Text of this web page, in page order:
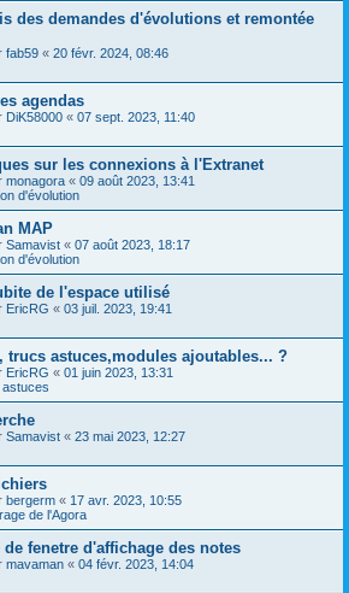
des demandes d'évolutions et remontée
fab59 « 20 févr. 2024, 08:46
agendas
DiK58000 « 07 sept. 2023, 11:40
sur les connexions à l'Extranet
monagora « 09 août 2023, 13:41
d'évolution
MAP
Samavist « 07 août 2023, 18:17
d'évolution
de l'espace utilisé
EricRG « 03 juil. 2023, 19:41
trucs astuces,modules ajoutables... ?
EricRG « 01 juin 2023, 13:31
Samavist « 23 mai 2023, 12:27
bergerm « 17 avr. 2023, 10:55
de l'Agora
fenetre d'affichage des notes
mavaman « 04 févr. 2023, 14:04